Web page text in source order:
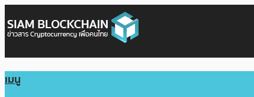
เมนู